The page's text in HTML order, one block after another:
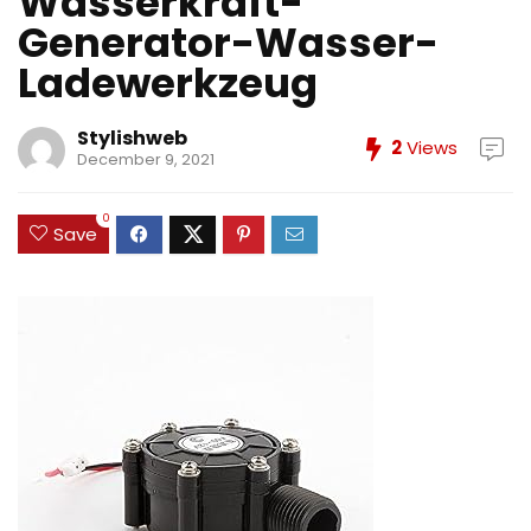
Generator-Wasser-
Ladewerkzeug
Stylishweb
December 9, 2021 2Views
Save
0